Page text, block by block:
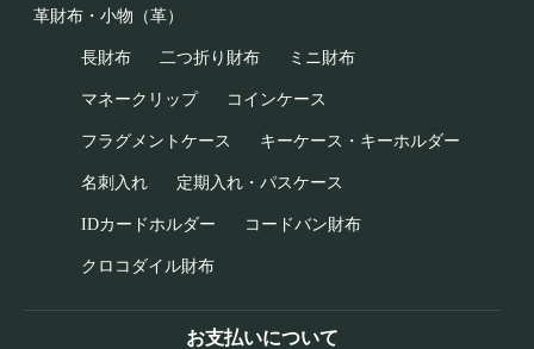
革財布・小物（革）
長財布 二つ折り財布 ミニ財布
マネークリップ コインケース
フラグメントケース キーケース・キーホルダー
名刺入れ 定期入れ・パスケース
IDカードホルダー コードバン財布
クロコダイル財布
お支払いについて